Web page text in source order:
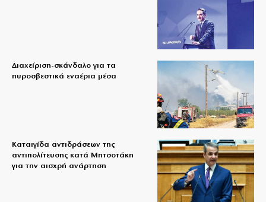
Διαχείριση-σκάνδαλο για τα
πυροσβεστικά εναέρια μέσα
Καταιγίδα αντιδράσεων της
αντιπολίτευσης κατά Μητσοτάκη
για την αισχρή ανάρτηση